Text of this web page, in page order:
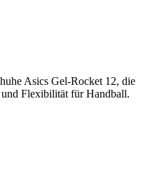
Asics Gel-Rocket 12, die
Flexibilität für Handball.